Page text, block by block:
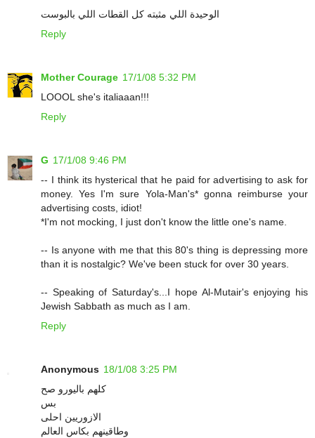
الوحيدة اللي مثبته كل القطات اللي بالبوست
Reply
Mother Courage 17/1/08 5:32 PM
LOOOL she's italiaaan!!!
Reply
G 17/1/08 9:46 PM
-- I think its hysterical that he paid for advertising to ask for
money. Yes I'm sure Yola-Man's* gonna reimburse your
advertising costs, idiot!
*I'm not mocking, I just don't know the little one's name.
-- Is anyone with me that this 80's thing is depressing more
than it is nostalgic? We've been stuck for over 30 years.
-- Speaking of Saturday's...I hope Al-Mutair's enjoying his
Jewish Sabbath as much as I am.
Reply
Anonymous 18/1/08 3:25 PM
كلهم باليورو صح
بس
الازوريين احلى
وطاقينهم بكاس العالم